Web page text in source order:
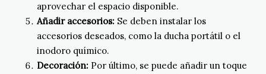
aprovechar el espacio disponible.
Añadir accesorios: Se deben instalar los
accesorios deseados, como la ducha portátil o el
inodoro químico.
Decoración: Por último, se puede añadir un toque